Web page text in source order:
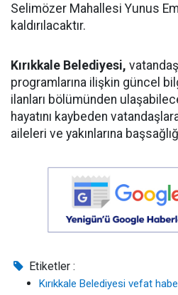
Selimözer Mahallesi Yunus
kaldırılacaktır.
Kırıkkale Belediyesi,
programlarına ilişkin güncel
ilanları bölümünden
hayatını kaybeden
aileleri ve yakınlarına
Etiketler :
Kırıkkale Belediyesi vefat